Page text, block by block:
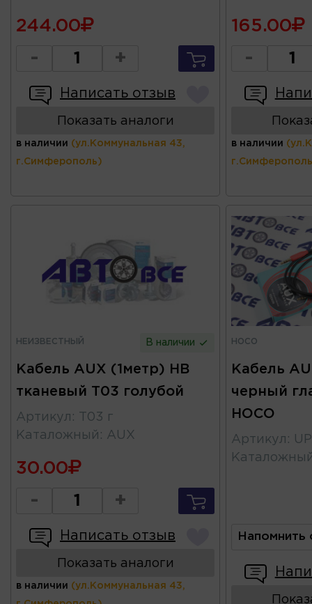
244.00
- +
Написать отзыв
Показать аналоги
в наличии (ул.Коммунальная 43,
г.Симферополь)
165.00
-
в наличии
НЕИЗВЕСТНЫЙ В наличии
Кабель AUX (1метр) HB
тканевый T03 голубой
Артикул :
T03 г
Каталожный : AUX
30.00
- +
Написать отзыв
Показать аналоги
в наличии (ул.Коммунальная 43,
HOCO
Кабель
черный
HOCO
Артикул :
Напомнить